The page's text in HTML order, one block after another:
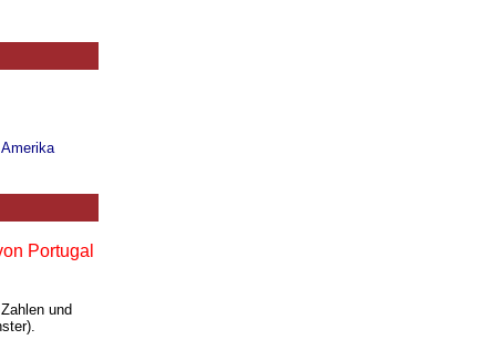
Portugal
und